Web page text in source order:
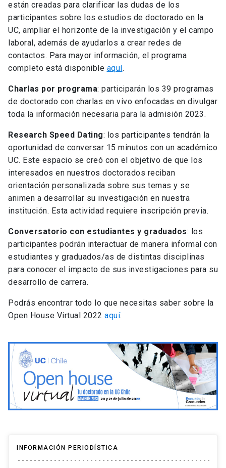
están creadas para clarificar las dudas de los
participantes sobre los estudios de doctorado en la
UC, ampliar el horizonte de la investigación y el campo
laboral, además de ayudarlos a crear redes de
contactos. Para mayor información, el programa
completo está disponible aquí.
Charlas por programa: participarán los 39 programas
de doctorado con charlas en vivo enfocadas en divulgar
toda la información necesaria para la admisión 2023.
Research Speed Dating: los participantes tendrán la
oportunidad de conversar 15 minutos con un académico
UC. Este espacio se creó con el objetivo de que los
interesados en nuestros doctorados reciban
orientación personalizada sobre sus temas y se
animen a desarrollar su investigación en nuestra
institución. Esta actividad requiere inscripción previa.
Conversatorio con estudiantes y graduados: los
participantes podrán interactuar de manera informal con
estudiantes y graduados/as de distintas disciplinas
para conocer el impacto de sus investigaciones para su
desarrollo de carrera.
Podrás encontrar todo lo que necesitas saber sobre la
Open House Virtual 2022 aquí.
INFORMACIÓN PERIODÍSTICA